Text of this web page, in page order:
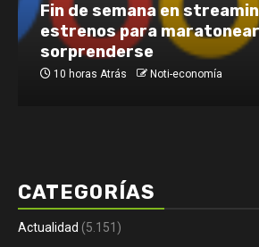
Fin de semana en
estrenos para
sorprenderse
10 horas Atrás Noti-economía
CATEGORÍAS
Actualidad (5.151)